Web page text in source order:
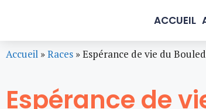
ACCUEIL
Accueil »Races »Espérance de vie du
Espérance de